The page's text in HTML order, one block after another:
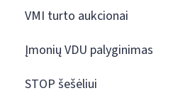
VMI turto aukcionai
Įmonių VDU palyginimas
STOP šešėliui